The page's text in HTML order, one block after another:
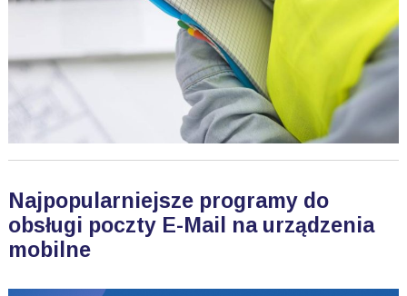
Najpopularniejsze programy do
obsługi poczty E-Mail na urządzenia
mobilne